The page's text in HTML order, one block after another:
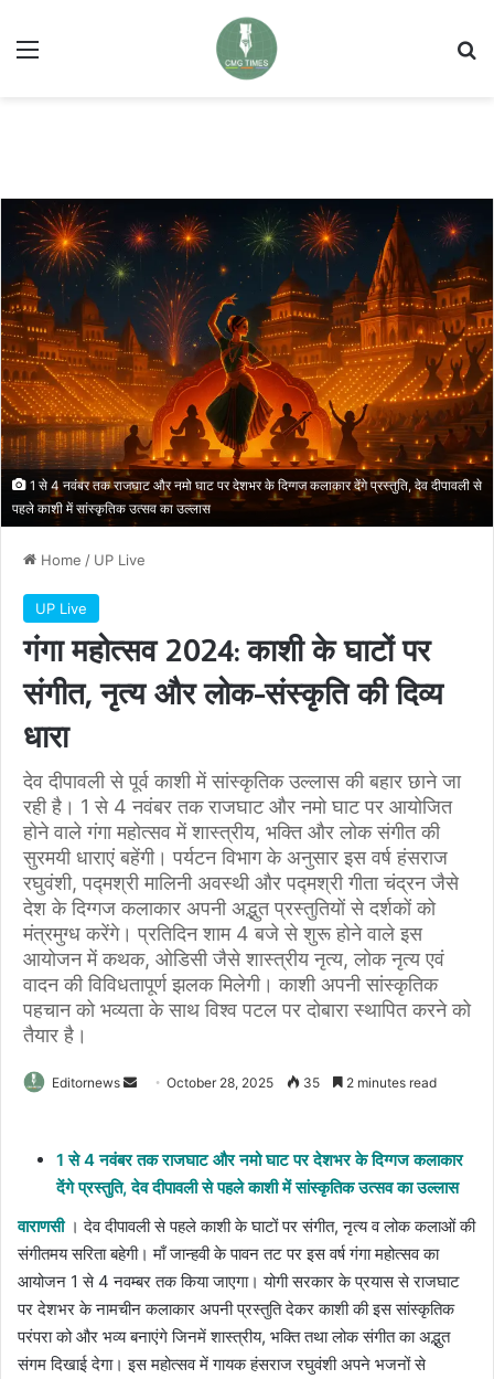
Menu
1 से 4 नवंबर तक राजघाट और नमो घाट पर देशभर के दिग्गज कलाकार देंगे प्रस्तुति, देव दीपावली से
पहले काशी में सांस्कृतिक उत्सव का उल्लास
Home / UP Live
UP Live
गंगा महोत्सव 2024: काशी के घाटों पर
संगीत, नृत्य और लोक-संस्कृति की दिव्य
धारा
देव दीपावली से पूर्व काशी में सांस्कृतिक उल्लास की बहार छाने जा
रही है। 1 से 4 नवंबर तक राजघाट और नमो घाट पर आयोजित
होने वाले गंगा महोत्सव में शास्त्रीय, भक्ति और लोक संगीत की
सुरमयी धाराएं बहेंगी। पर्यटन विभाग के अनुसार इस वर्ष हंसराज
रघुवंशी, पद्मश्री मालिनी अवस्थी और पद्मश्री गीता चंद्रन जैसे
देश के दिग्गज कलाकार अपनी अद्भुत प्रस्तुतियों से दर्शकों को
मंत्रमुग्ध करेंगे। प्रतिदिन शाम 4 बजे से शुरू होने वाले इस
आयोजन में कथक, ओडिसी जैसे शास्त्रीय नृत्य, लोक नृत्य एवं
वादन की विविधतापूर्ण झलक मिलेगी। काशी अपनी सांस्कृतिक
पहचान को भव्यता के साथ विश्व पटल पर दोबारा स्थापित करने को
तैयार है।
Editornews
SendOctober 28, 2025 35 2 minutes read
1 से 4 नवंबर तक राजघाट और नमो घाट पर देशभर के दिग्गज कलाकार
देंगे प्रस्तुति, देव दीपावली से पहले काशी में सांस्कृतिक उत्सव का उल्लास
वाराणसी । देव दीपावली से पहले काशी के घाटों पर संगीत, नृत्य व लोक कलाओं की
संगीतमय सरिता बहेगी। माँ जान्हवी के पावन तट पर इस वर्ष गंगा महोत्सव का
आयोजन 1 से 4 नवम्बर तक किया जाएगा। योगी सरकार के प्रयास से राजघाट
पर देशभर के नामचीन कलाकार अपनी प्रस्तुति देकर काशी की इस सांस्कृतिक
परंपरा को और भव्य बनाएंगे जिनमें शास्त्रीय, भक्ति तथा लोक संगीत का अद्भुत
संगम दिखाई देगा। इस महोत्सव में गायक हंसराज रघुवंशी अपने भजनों से